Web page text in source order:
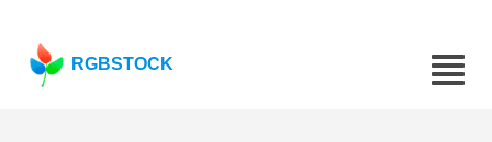
RGBSTOCK